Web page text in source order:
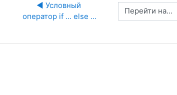
◀︎ Условный
оператор if ... else ...
Перейти на...